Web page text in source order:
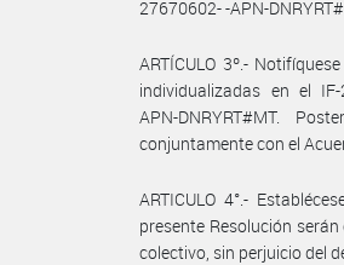
27670602- -APN-
ARTÍCULO 3º.-
individualizadas en el IF-
APN-DNRYRT#MT.
conjuntamente con el
ARTICULO 4°.-
presente Resolución
colectivo, sin perjuicio del